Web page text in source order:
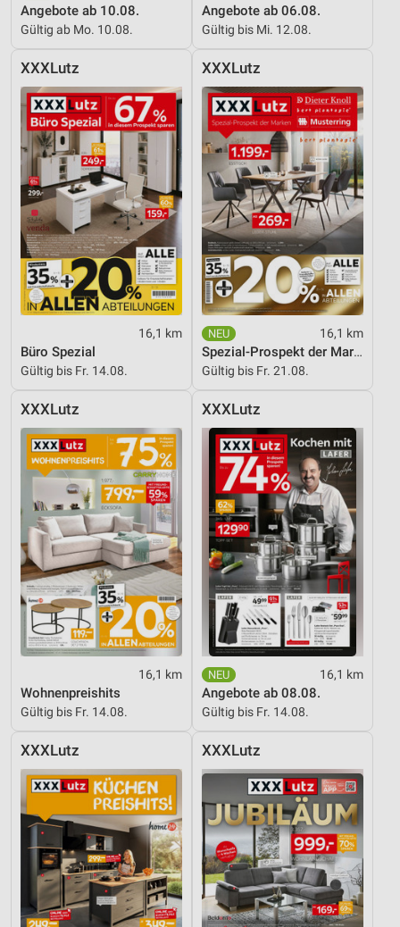
Angebote ab 10.08.
Gültig ab Mo. 10.08.
Angebote ab 06.08.
Gültig bis Mi. 12.08.
XXXLutz
16,1 km
Büro Spezial
Gültig bis Fr. 14.08.
XXXLutz
16,1 km
Spezial-Prospekt der Marken
Gültig bis Fr. 21.08.
XXXLutz
16,1 km
Wohnenpreishits
Gültig bis Fr. 14.08.
XXXLutz
16,1 km
Angebote ab 08.08.
Gültig bis Fr. 14.08.
XXXLutz XXXLutz
personalisierter Werbung
von Inhalten
Verwendung von Profilen zur Auswahl
personalisierter Inhalte
Messung der Werbeleistung
Messung der Performance von Inhalten
Analyse von Zielgruppen durch Statistiken oder
Kombinationen von Daten aus verschiedenen
Quellen
Entwicklung und Verbesserung der Angebote
Verwendung reduzierter Daten zur Auswahl von
IAB-Besonderheiten:
Geräte anhand von aktiv angeforderten
Informationen identifizieren
Nicht-IAB-Verarbeitungszwecke:
Notwendig
Performance
Funktional
Werbung